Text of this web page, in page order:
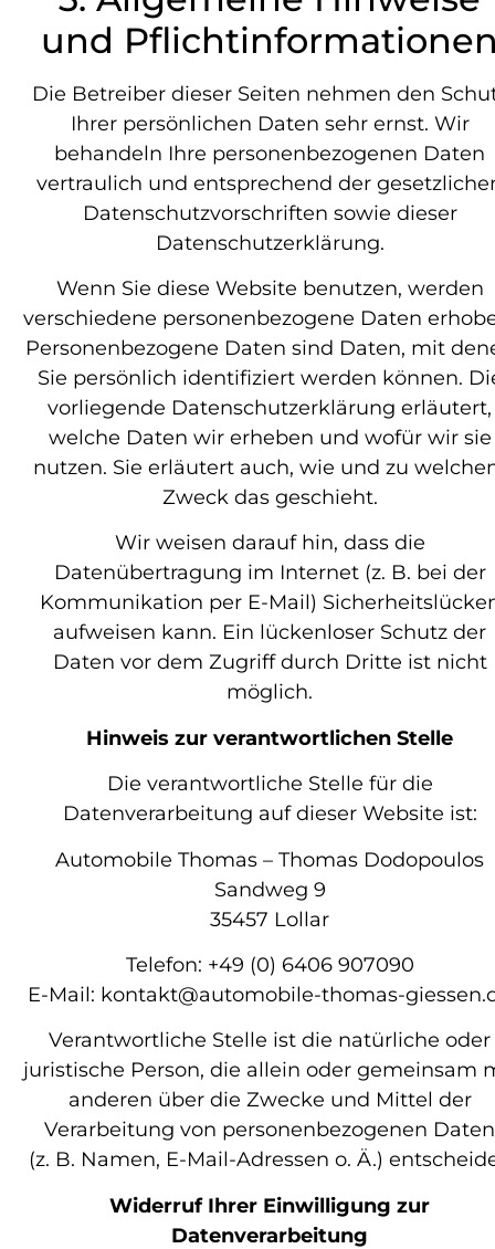
und
Die Betreiber dieser Seiten nehmen den
Ihrer persönlichen Daten sehr ernst. Wir
behandeln Ihre personenbezogenen Daten
vertraulich und entsprechend der
Datenschutzvorschriften sowie dieser
Datenschutzerklärung.
Wenn Sie diese Website benutzen, werden
verschiedene personenbezogene Daten
Personenbezogene Daten sind Daten, mit
Sie persönlich identifiziert werden können.
vorliegende Datenschutzerklärung erläutert,
welche Daten wir erheben und wofür wir sie
nutzen. Sie erläutert auch, wie und zu
Zweck das geschieht.
Wir weisen darauf hin, dass die
Datenübertragung im Internet (z. B. bei der
Kommunikation per E-Mail)
aufweisen kann. Ein lückenloser Schutz der
Daten vor dem Zugriff durch Dritte ist nicht
möglich.
Hinweis zur verantwortlichen Stelle
Die verantwortliche Stelle für die
Datenverarbeitung auf dieser Website ist:
Automobile Thomas – Thomas Dodopoulos
Sandweg 9
35457 Lollar
Telefon: +49 (0) 6406 907090
E-Mail: kontakt@automobile-thomas-
Verantwortliche Stelle ist die natürliche oder
juristische Person, die allein oder gemeinsam
anderen über die Zwecke und Mittel der
Verarbeitung von personenbezogenen Daten
(z. B. Namen, E-Mail-Adressen o. Ä.)
Widerruf Ihrer Einwilligung zur
Datenverarbeitung